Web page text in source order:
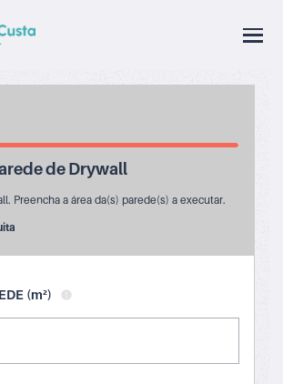
de Drywall
Preencha a área da(s) parede(s) a executar.
(m²)